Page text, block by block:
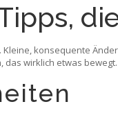
konsequente
das wirklich etwas bewegt.